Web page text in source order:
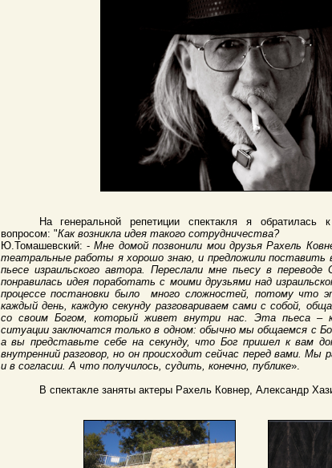
На генеральной репетиции спектакля я
вопросом: "Как возникла идея такого сотрудничества?
Ю.Томашевский: -Мне домой позвонили мои друзья Рахель
театральные работы я хорошо знаю, и предложили поставить
пьесе израильского автора. Переслали мне пьесу в
понравилась идея поработать с моими друзьями над
процессе постановки было
много сложностей, потому что
каждый день, каждую секунду разговариваем сами с собой,
со своим Богом, который живет внутри нас. Эта пьеса –
ситуации заключатся только в одном: обычно мы общаемся с
а вы представьте себе на секунду, что Бог пришел к вам
внутренний разговор, но он происходит сейчас перед вами. Мы
и в согласии. А что получилось, судить, конечно, публике».
В спектакле заняты актеры Рахель Ковнер, Александр